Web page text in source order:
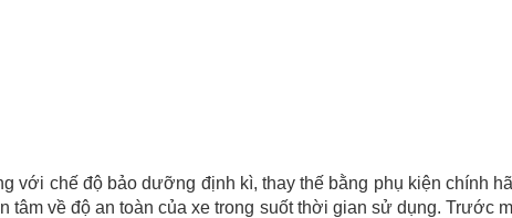
với chế độ bảo dưỡng định kì, thay thế bằng phụ kiện chính
tâm về độ an toàn của xe trong suốt thời gian sử dụng. Trước